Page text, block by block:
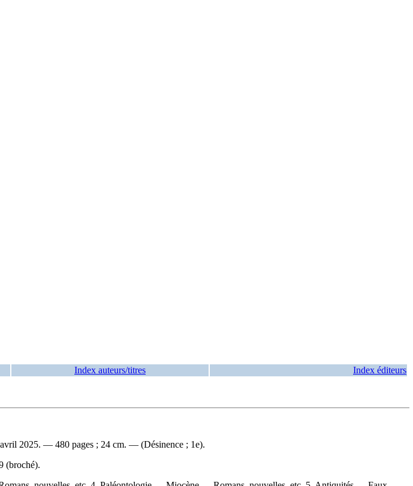
Index auteurs/titres Index éditeurs
2025. — 480 pages ; 24 cm. — (Désinence ; 1e).
(broché).